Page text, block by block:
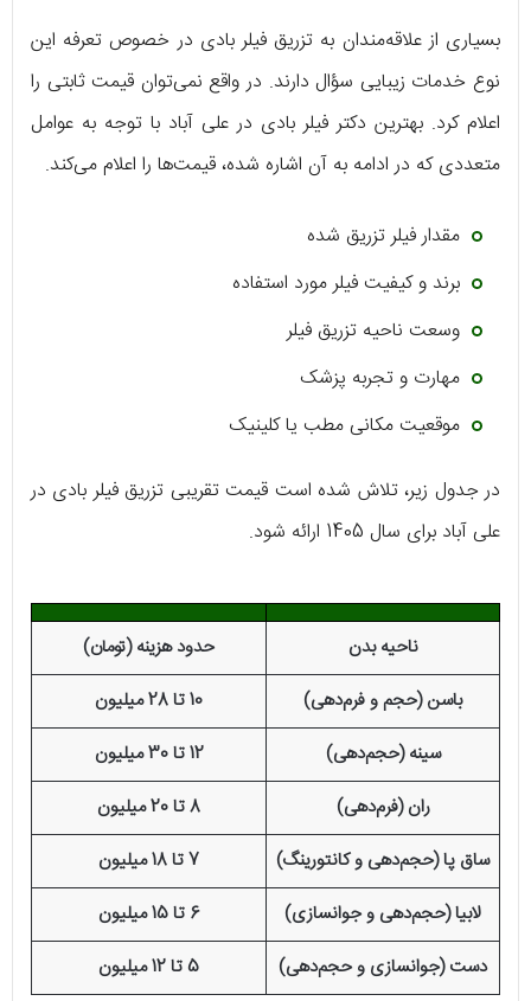
بسیاری از علاقه‌مندان به تزریق فیلر بادی در خصوص تعرفه این
نوع خدمات زیبایی سؤال دارند. در واقع نمی‌توان قیمت ثابتی را
اعلام کرد. بهترین دکتر فیلر بادی در علی آباد با توجه به عوامل
متعددی که در ادامه به آن اشاره شده، قیمت‌ها را اعلام می‌کند.
مقدار فیلر تزریق شده
برند و کیفیت فیلر مورد استفاده
وسعت ناحیه تزریق فیلر
مهارت و تجربه پزشک
موقعیت مکانی مطب یا کلینیک
در جدول زیر، تلاش شده است قیمت تقریبی تزریق فیلر بادی در
علی آباد برای سال 1405 ارائه شود.
ناحیه بدن
حدود هزینه (تومان)
باسن (حجم و فرم‌دهی)
10 تا 28 میلیون
سینه (حجم‌دهی)
12 تا 30 میلیون
ران (فرم‌دهی)
8 تا 20 میلیون
ساق پا (حجم‌دهی و کانتورینگ)
7 تا 18 میلیون
لابیا (حجم‌دهی و جوانسازی)
6 تا 15 میلیون
دست (جوانسازی و حجم‌دهی)
5 تا 12 میلیون